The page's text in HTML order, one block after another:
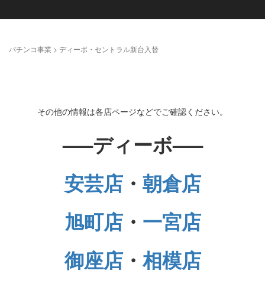
パチンコ事業 > ディーボ・セントラル新台入替
その他の情報は各店ページなどでご確認ください。
—–ディーボ—–
安芸店・ 朝倉店
旭町店・ 一宮店
御座店・ 相模店